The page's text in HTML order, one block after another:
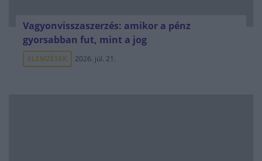
Vagyonvisszaszerzés: amikor a pénz
gyorsabban fut, mint a jog
ELEMZÉSEK 2026. júl. 21.